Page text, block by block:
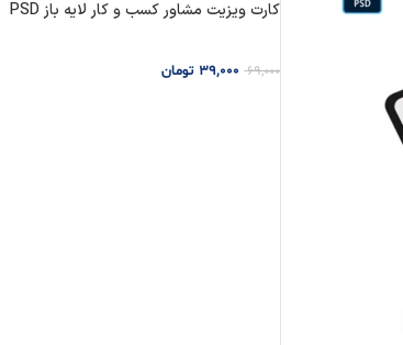
کارت ویزیت مشاور کسب و کار لایه باز PSD
69,000
39,000 تومان